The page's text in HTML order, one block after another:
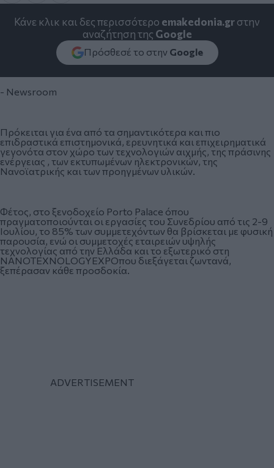
Κάνε κλικ και δες περισσότερο emakedonia.grστην
αναζήτηση της Google
Πρόσθεσέ το στην Google
- Newsroom
Πρόκειται για ένα από τα σημαντικότερα και πιο
επιδραστικά επιστημονικά, ερευνητικά και επιχειρηματικά
γεγονότα στον χώρο των τεχνολογιών αιχμής, της πράσινης
ενέργειας , των εκτυπωμένων ηλεκτρονικών, της
Νανοϊατρικής και των προηγμένων υλικών.
Φέτος, στο ξενοδοχείο Porto Palace όπου
πραγματοποιούνται οι εργασίες του Συνεδρίου από τις 2-9
Ιουλίου, το 85% των συμμετεχόντων θα βρίσκεται με φυσική
παρουσία, ενώ οι συμμετοχές εταιρειών υψηλής
τεχνολογίας από την Ελλάδα και το εξωτερικό στη
NANOTEXNOLOGYEXPOπου διεξάγεται ζωντανά,
ξεπέρασαν κάθε προσδοκία.